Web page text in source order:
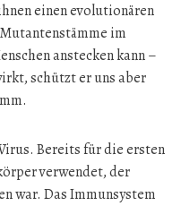
einen evolutionären
im
anstecken kann –
schützt er uns aber
Bereits für die ersten
verwendet, der
war. Das Immunsystem